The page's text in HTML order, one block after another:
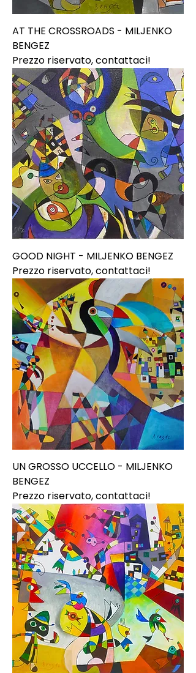
AT THE CROSSROADS - MILJENKO
BENGEZ
Prezzo riservato, contattaci!
GOOD NIGHT - MILJENKO BENGEZ
Prezzo riservato, contattaci!
UN GROSSO UCCELLO - MILJENKO
BENGEZ
Prezzo riservato, contattaci!